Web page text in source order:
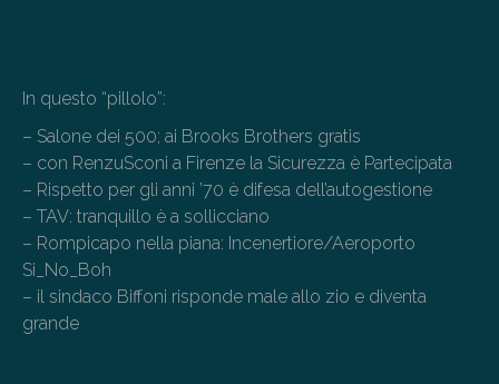
In questo “pillolo”:
– Salone dei 500; ai Brooks Brothers gratis
– con RenzuSconi a Firenze la Sicurezza è Partecipata
– Rispetto per gli anni ’70 è difesa dell’autogestione
– TAV: tranquillo è a sollicciano
– Rompicapo nella piana: Incenertiore/Aeroporto
Si_No_Boh
– il sindaco Biffoni risponde male allo zio e diventa
grande